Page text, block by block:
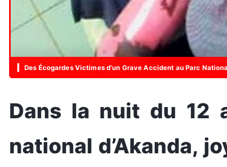
Des Écogardes Victimes d'un Grave Accident au Parc
Dans la nuit du 12
national d’Akanda,